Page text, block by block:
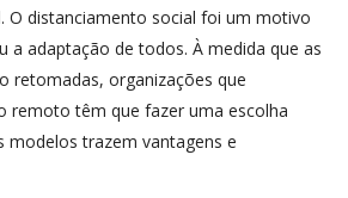
O distanciamento social foi um motivo
a adaptação de todos. À medida que as
retomadas, organizações que
remoto têm que fazer uma escolha
modelos trazem vantagens e